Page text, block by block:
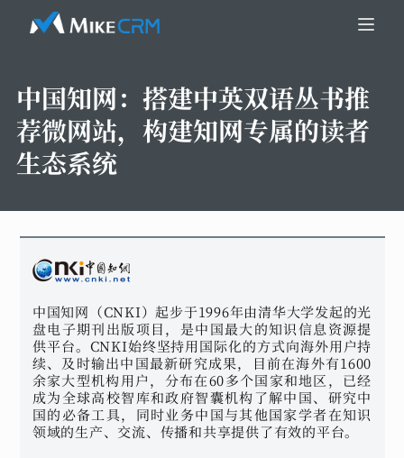
中国知网： 搭建中英双语丛书推
荐微网站，构建知网专属的读者
生态系统
中国知网（CNKI）起步于1996年由清华大学发起的光
盘电子期刊出版项目，是中国最大的知识信息资源提
供平台。CNKI始终坚持用国际化的方式向海外用户持
续、及时输出中国最新研究成果，目前在海外有1600
余家大型机构用户，分布在60多个国家和地区，已经
成为全球高校智库和政府智囊机构了解中国、研究中
国的必备工具，同时业务中国与其他国家学者在知识
领域的生产、交流、传播和共享提供了有效的平台。